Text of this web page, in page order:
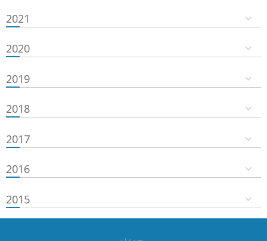
2021
2020
2019
2018
2017
2016
2015